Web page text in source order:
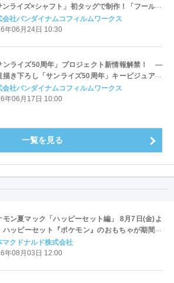
ンライズ×シャフト」初タッグで制作！「フールナ
」Netflixにて、2026年世界独占配信決定！
会社バンダイナムコフィルムワークス
年06月24日 10:30
ンライズ50周年」プロジェクト新情報解禁！ ―
描き下ろし「サンライズ50周年」キービジュアル
・ショートフィルムプロジェクト「未来への航
始動―
会社バンダイナムコフィルムワークス
年06月17日 10:00
一覧を見る
モン夏マック「ハッピーセット編」 8月7日(金)よ
ハッピーセット『ポケモン』のおもちゃが期間限
場
マクドナルド株式会社
年08月03日 12:00